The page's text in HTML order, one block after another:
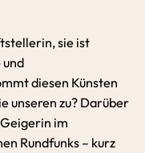
sie ist
diesen Künsten
unseren zu? Darüber
im
Rundfunks – kurz